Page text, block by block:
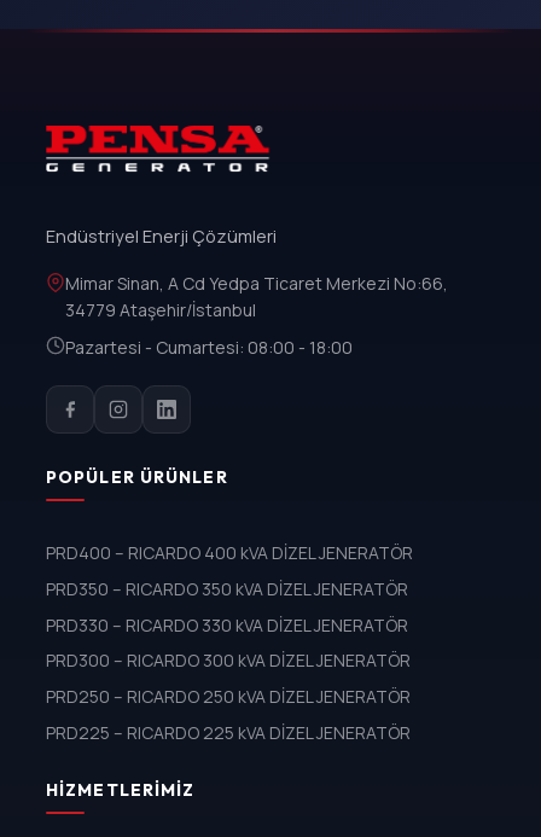
Endüstriyel Enerji Çözümleri
Mimar Sinan, A Cd Yedpa Ticaret Merkezi No:66,
34779 Ataşehir/İstanbul
Pazartesi - Cumartesi: 08:00 - 18:00
POPÜLER ÜRÜNLER
PRD400 – RICARDO 400 kVA DİZEL JENERATÖR
PRD350 – RICARDO 350 kVA DİZEL JENERATÖR
PRD330 – RICARDO 330 kVA DİZEL JENERATÖR
PRD300 – RICARDO 300 kVA DİZEL JENERATÖR
PRD250 – RICARDO 250 kVA DİZEL JENERATÖR
PRD225 – RICARDO 225 kVA DİZEL JENERATÖR
HIZMETLERIMIZ